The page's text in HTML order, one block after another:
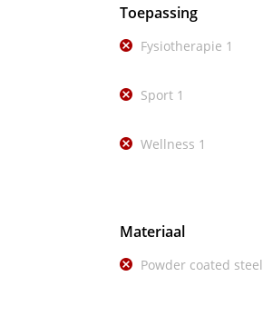
Toepassing
Fysiotherapie 1
Sport 1
Wellness 1
Materiaal
Powder coated steel